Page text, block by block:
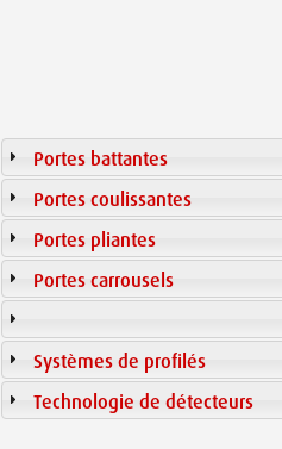
Portes battantes
Portes coulissantes
Portes pliantes
Portes carrousels
Systèmes de profilés
Technologie de détecteurs